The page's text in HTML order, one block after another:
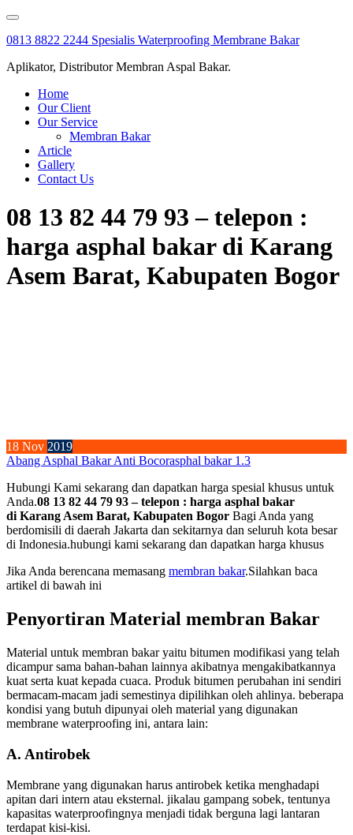
Skip
content
0813 8822 2244 Spesialis Waterproofing Membrane Bakar
Aplikator, Distributor Membran Aspal Bakar.
Home
Our Client
Our Service
Membran Bakar
Article
Gallery
Contact Us
08 13 82 44 79 93 – telepon :
harga asphal bakar di Karang
Asem Barat, Kabupaten Bogor
18 Nov 2019
Abang Asphal Bakar Anti Bocorasphal bakar 1.3
Hubungi Kami sekarang dan dapatkan harga spesial khusus untuk
Anda.08 13 82 44 79 93 – telepon : harga asphal bakar
di Karang Asem Barat, Kabupaten Bogor Bagi Anda yang
berdomisili di daerah Jakarta dan sekitarnya dan seluruh kota besar
di Indonesia.hubungi kami sekarang dan dapatkan harga khusus
Jika Anda berencana memasang membran bakar.Silahkan baca
artikel di bawah ini
Penyortiran Material membran Bakar
Material untuk membran bakar yaitu bitumen modifikasi yang telah
dicampur sama bahan-bahan lainnya akibatnya mengakibatkannya
kuat serta kuat kepada cuaca. Produk bitumen perubahan ini sendiri
bermacam-macam jadi semestinya dipilihkan oleh ahlinya. beberapa
kondisi yang butuh dipunyai oleh material yang digunakan
membrane waterproofing ini, antara lain:
A. Antirobek
Membrane yang digunakan harus antirobek ketika menghadapi
apitan dari intern atau eksternal. jikalau gampang sobek, tentunya
kapasitas waterproofingnya menjadi tidak berguna lagi lantaran
terdapat kisi-kisi.